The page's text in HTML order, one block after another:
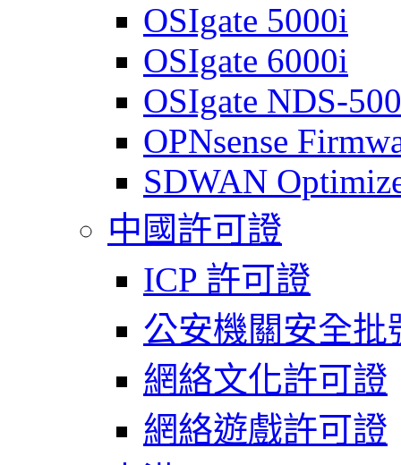
OSIgate 5000i
OSIgate 6000i
OSIgate NDS-
OPNsense
SDWAN
中國許可證
ICP 許可證
公安機關安全批
網絡文化許可證
網絡遊戲許可證